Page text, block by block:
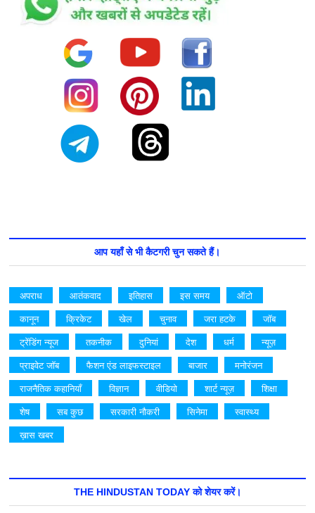
आप यहाँ से भी कैटगरी चुन सकते हैं।
अपराध आतंकवाद इतिहास इस समय
ऑटो
कानून
क्रिकेट खेल चुनाव जरा हटके
जॉब
ट्रेंडिंग न्यूज
तकनीक दुनियां देश धर्म
न्यूज़
प्राइवेट जॉब
फैशन एंड लाइफस्टाइल बाजार
मनोरंजन
राजनैतिक कहानियाँ
विज्ञान वीडियो शार्ट न्यूज़
शिक्षा
शेष
सब कुछ सरकारी नौकरी सिनेमा
स्वास्थ्य
ख़ास खबर
THE HINDUSTAN TODAY को शेयर करें।